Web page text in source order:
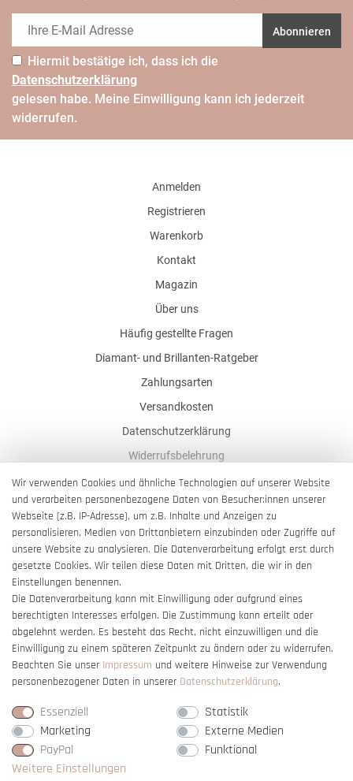
Abonnieren
Hiermit bestätige ich, dass ich die
Daten­schutz­erklärung
gelesen habe. Meine Einwilligung kann ich jederzeit
widerrufen.
Anmelden
Registrieren
Warenkorb
Kontakt
Magazin
Über uns
Häufig gestellte Fragen
Diamant- und Brillanten-Ratgeber
Zahlungsarten
Versandkosten
Datenschutzerklärung
Widerrufsbelehrung
AGB
Impressum
Barrierefreiheitserklärung
Vertrag widerrufen
Wir verwenden Cookies und ähnliche Technologien auf unserer Website
und verarbeiten personenbezogene Daten von Besucher:innen unserer
Webseite (z.B. IP-Adresse), um z.B. Inhalte und Anzeigen zu
personalisieren, Medien von Drittanbietern einzubinden oder Zugriffe auf
unsere Website zu analysieren. Die Datenverarbeitung erfolgt erst durch
gesetzte Cookies. Wir teilen diese Daten mit Dritten, die wir in den
Einstellungen benennen.
Die Datenverarbeitung kann mit Einwilligung oder aufgrund eines
berechtigten Interesses erfolgen. Die Zustimmung kann erteilt oder
abgelehnt werden. Es besteht das Recht, nicht einzuwilligen und die
Einwilligung zu einem späteren Zeitpunkt zu ändern oder zu widerrufen.
Beachten Sie unser Impressum und weitere Hinweise zur Verwendung
personenbezogener Daten in unserer Daten­schutz­erklärung.
Essenziell
Statistik
Marketing
Externe Medien
PayPal
Funktional
Weitere Einstellungen